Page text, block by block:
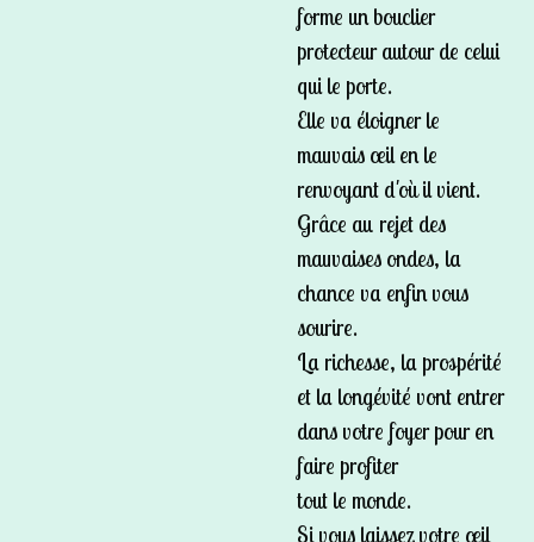
forme un bouclier
protecteur autour de celui
qui le porte.
Elle va éloigner le
mauvais œil en le
renvoyant d'où il vient.
Grâce au rejet des
mauvaises ondes, la
chance va enfin vous
sourire.
La richesse, la prospérité
et la longévité vont entrer
dans votre foyer pour en
faire profiter
tout le monde.
Si vous laissez votre œil